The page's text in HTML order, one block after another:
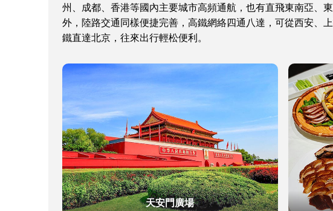
州、成都、香港等國內主要城市高頻通航，也有直飛東南亞、
外，陸路交通同樣便捷完善，高鐵網絡四通八達，可從西安、
鐵直達北京，往來出行輕松便利。
天安門廣場